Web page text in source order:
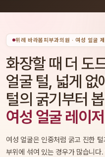
위례 바라봄피부과의원 · 여성 얼굴
화장할 때 더 도
얼굴 털, 넓게 없
털의 굵기부터
여성 얼굴 레이
여성 얼굴은 인중처럼 굵고 진한
부위에 섞여 있는 경우가 많습니